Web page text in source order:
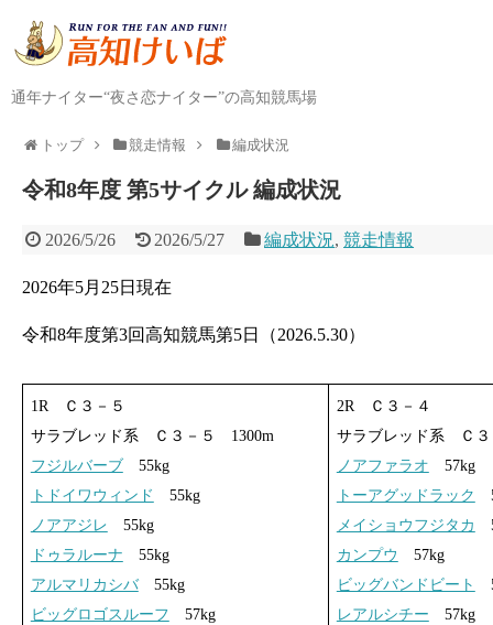
通年ナイター“夜さ恋ナイター”の高知競馬場
トップ 競走情報 編成状況
令和8年度 第5サイクル 編成状況
2026/5/26 2026/5/27 編成状況,競走情報
2026年5月25日現在
令和8年度第3回高知競馬第5日（2026.5.30）
1R Ｃ３－５
サラブレッド系 Ｃ３－５ 1300m
フジルバーブ 55kg
トドイワウィンド
55kg
ノアアジレ 55kg
ドゥラルーナ 55kg
アルマリカシバ55kg
ビッグロゴスルーフ 57kg
2R Ｃ３－４
サラブレッド系 Ｃ
ノアファラオ 57kg
トーアグッドラック
メイショウフジタカ
カンプウ
57kg
ビッグバンドビート
レアルシチー 57kg